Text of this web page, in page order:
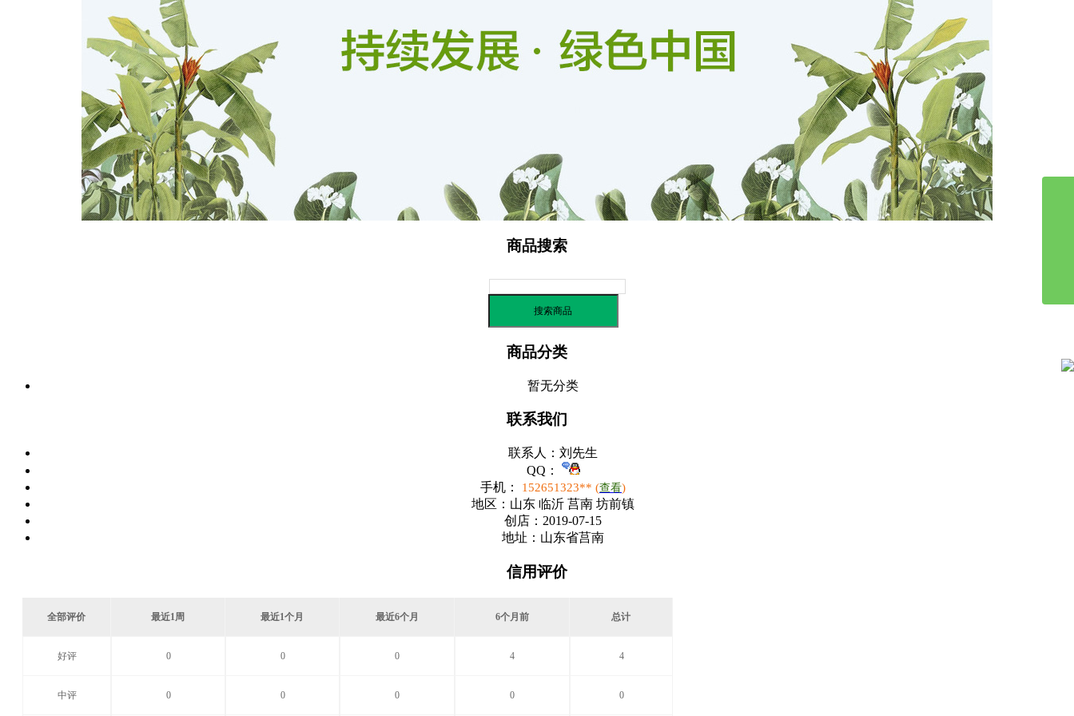
商品搜索
商品分类
暂无分类
联系我们
联系人： 刘先生
QQ：
手机：
152651323** (查看)
地区： 山东 临沂 莒南 坊前镇
创店： 2019-07-15
地址： 山东省莒南
信用评价
全部评价 最近1周 最近1个月 最近6个月 6个月前 总计
好评 0 0 0 4 4
中评 0 0 0 0 0